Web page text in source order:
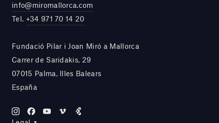
info@miromallorca.com
Tel. +34 971 70 14 20
Fundació Pilar i Joan Miró a Mallorca
Carrer de Saridakis, 29
07015 Palma, Illes Balears
España